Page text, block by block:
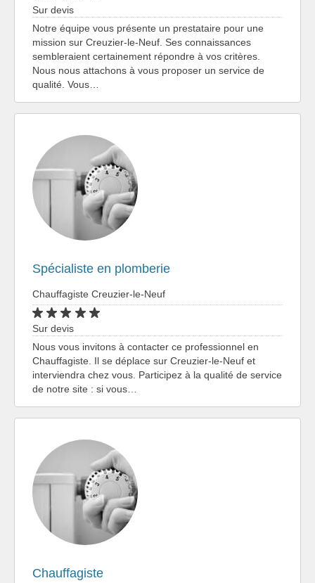
Sur devis
Notre équipe vous présente un prestataire pour une
mission sur Creuzier-le-Neuf. Ses connaissances
sembleraient certainement répondre à vos critères.
Nous nous attachons à vous proposer un service de
qualité. Vous…
Spécialiste en plomberie
Chauffagiste Creuzier-le-Neuf
Sur devis
Nous vous invitons à contacter ce professionnel en
Chauffagiste. Il se déplace sur Creuzier-le-Neuf et
interviendra chez vous. Participez à la qualité de service
de notre site : si vous…
Chauffagiste